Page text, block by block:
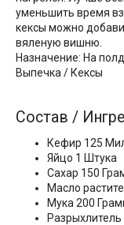
уменьшить время
кексы можно
вяленую вишню.
Назначение: На
Выпечка / Кексы
Состав /
Кефир 125
Яйцо 1 Штука
Сахар 150
Масло
Мука 200